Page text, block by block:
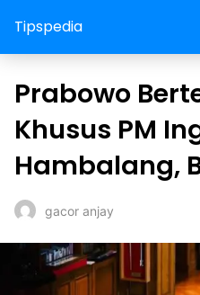
Tipspedia
Prabowo
Khusus PM
Hambalang,
gacor anjay